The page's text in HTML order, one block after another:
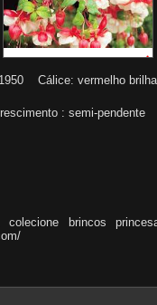
Cálice: vermelho
: semi-pendente
brincos